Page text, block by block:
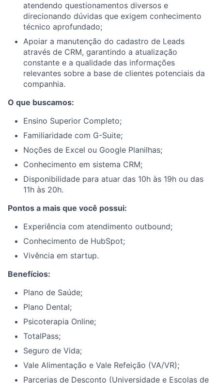
atendendo questionamentos diversos e
direcionando dúvidas que exigem conhecimento
técnico aprofundado;
Apoiar a manutenção do cadastro de Leads
através de CRM, garantindo a atualização
constante e a qualidade das informações
relevantes sobre a base de clientes potenciais da
companhia.
O que buscamos:
Ensino Superior Completo;
Familiaridade com G-Suite;
Noções de Excel ou Google Planilhas;
Conhecimento em sistema CRM;
Disponibilidade para atuar das 10h às 19h ou das
11h às 20h.
Pontos a mais que você possui:
Experiência com atendimento outbound;
Conhecimento de HubSpot;
Vivência em startup.
Benefícios:
Plano de Saúde;
Plano Dental;
Psicoterapia Online;
TotalPass;
Seguro de Vida;
Vale Alimentação e Vale Refeição (VA/VR);
Parcerias de Desconto (Universidade e Escolas de